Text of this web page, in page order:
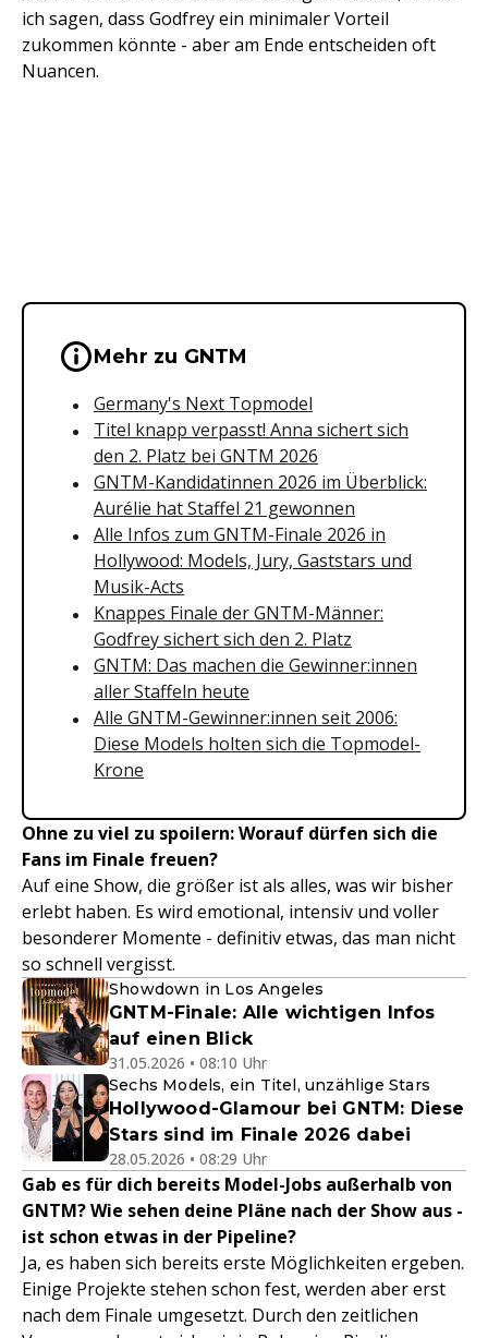
ich sagen, dass Godfrey ein minimaler Vorteil
zukommen könnte - aber am Ende entscheiden oft
Nuancen.
Wichtige Hinweise &
Mehr zu GNTM
Germany's Next Topmodel
Titel knapp verpasst! Anna sichert sich
den 2. Platz bei GNTM 2026
GNTM-Kandidatinnen 2026 im Überblick:
Aurélie hat Staffel 21 gewonnen
Alle Infos zum GNTM-Finale 2026 in
Hollywood: Models, Jury, Gaststars und
Musik-Acts
Knappes Finale der GNTM-Männer:
Godfrey sichert sich den 2. Platz
GNTM: Das machen die Gewinner:innen
aller Staffeln heute
Alle GNTM-Gewinner:innen seit 2006:
Diese Models holten sich die Topmodel-
Krone
Ohne zu viel zu spoilern: Worauf dürfen sich die
Fans im Finale freuen?
Auf eine Show, die größer ist als alles, was wir bisher
erlebt haben. Es wird emotional, intensiv und voller
besonderer Momente - definitiv etwas, das man nicht
so schnell vergisst.
Showdown in Los Angeles
GNTM-Finale: Alle wichtigen Infos
auf einen Blick
31.05.2026 • 08:10 Uhr
Sechs Models, ein Titel, unzählige Stars
Hollywood-Glamour bei GNTM: Diese
Stars sind im Finale 2026 dabei
28.05.2026 • 08:29 Uhr
Gab es für dich bereits Model-Jobs außerhalb von
GNTM? Wie sehen deine Pläne nach der Show aus -
ist schon etwas in der Pipeline?
Ja, es haben sich bereits erste Möglichkeiten ergeben.
Einige Projekte stehen schon fest, werden aber erst
nach dem Finale umgesetzt. Durch den zeitlichen